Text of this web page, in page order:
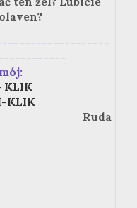
KLIK
KLIK
Ruda